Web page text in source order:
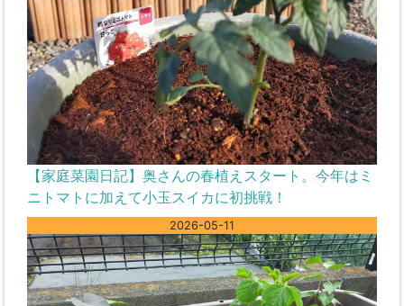
【家庭菜園日記】奥さんの春植えスタート。今年はミ
ニトマトに加えて小玉スイカに初挑戦！
2026-05-11